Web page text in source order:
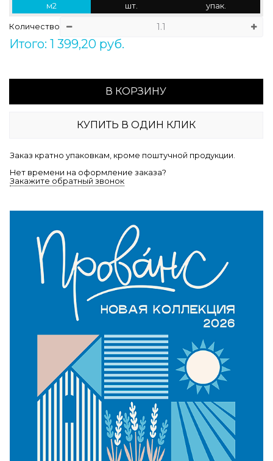
м2 шт. упак.
Количество
Итого: 1 399,20 руб.
В КОРЗИНУ
КУПИТЬ В ОДИН КЛИК
Заказ кратно упаковкам, кроме поштучной продукции.
Нет времени на оформление заказа?
Закажите обратный звонок